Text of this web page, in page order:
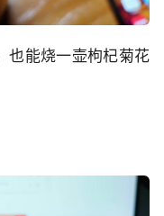
也能烧一壶枸杞菊花